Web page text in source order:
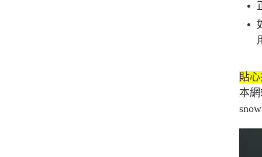
貼
本